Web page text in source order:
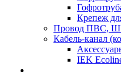
Крепеж
Провод ПВС,
Кабель-канал
IEK